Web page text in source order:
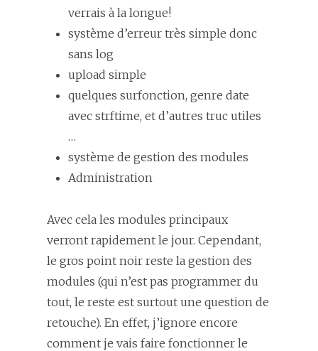
verrais à la longue!
système d’erreur très simple donc
sans log
upload simple
quelques surfonction, genre date
avec strftime, et d’autres truc utiles
…
système de gestion des modules
Administration
Avec cela les modules principaux
verront rapidement le jour. Cependant,
le gros point noir reste la gestion des
modules (qui n’est pas programmer du
tout, le reste est surtout une question de
retouche). En effet, j’ignore encore
comment je vais faire fonctionner le